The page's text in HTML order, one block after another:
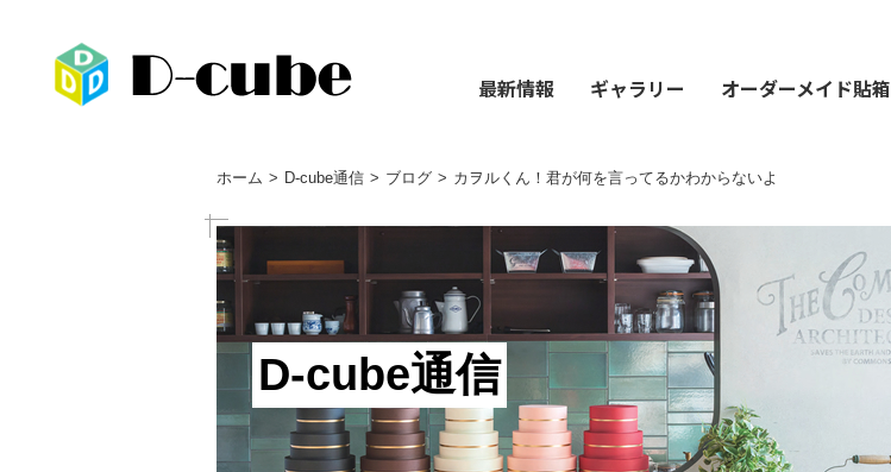
最新情報 ギャラリー オーダーメイド貼箱
ホーム D-cube通信 ブログ カヲルくん！君が何を言ってるかわからないよ
D-cube通信